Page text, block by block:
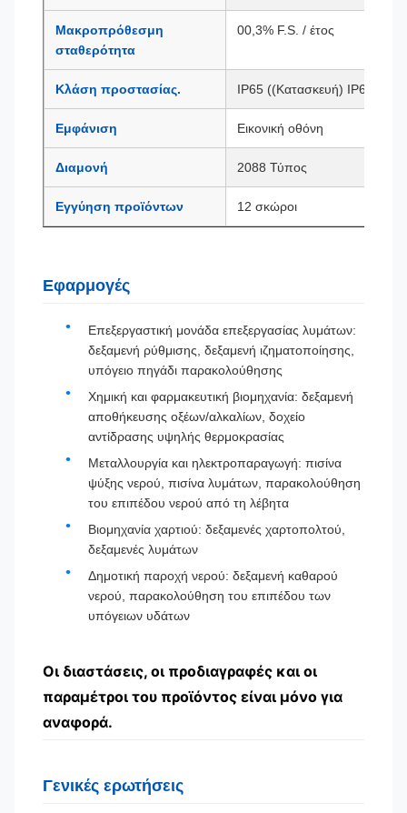
Μακροπρόθεσμη
σταθερότητα
00,3% F.S. / έτος
Κλάση προστασίας. IP65 ((Κατασκευή) IP68
Εμφάνιση Εικονική οθόνη
Διαμονή 2088 Τύπος
Εγγύηση προϊόντων 12 σκώροι
Εφαρμογές
Επεξεργαστική μονάδα επεξεργασίας λυμάτων:
δεξαμενή ρύθμισης, δεξαμενή ιζηματοποίησης,
υπόγειο πηγάδι παρακολούθησης
Χημική και φαρμακευτική βιομηχανία: δεξαμενή
αποθήκευσης οξέων/αλκαλίων, δοχείο
αντίδρασης υψηλής θερμοκρασίας
Μεταλλουργία και ηλεκτροπαραγωγή: πισίνα
ψύξης νερού, πισίνα λυμάτων, παρακολούθηση
του επιπέδου νερού από τη λέβητα
Βιομηχανία χαρτιού: δεξαμενές χαρτοπολτού,
δεξαμενές λυμάτων
Δημοτική παροχή νερού: δεξαμενή καθαρού
νερού, παρακολούθηση του επιπέδου των
υπόγειων υδάτων
Οι διαστάσεις, οι προδιαγραφές και οι
παραμέτροι του προϊόντος είναι μόνο για
αναφορά.
Γενικές ερωτήσεις